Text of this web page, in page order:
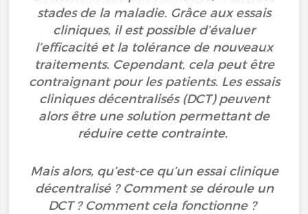
stades de la maladie. Grâce aux essais
cliniques, il est possible d’évaluer
l’efficacité et la tolérance de nouveaux
traitements. Cependant, cela peut être
contraignant pour les patients. Les essais
cliniques décentralisés (DCT) peuvent
alors être une solution permettant de
réduire cette contrainte.
Mais alors, qu’est-ce qu’un essai clinique
décentralisé ? Comment se déroule un
DCT ? Comment cela fonctionne ?